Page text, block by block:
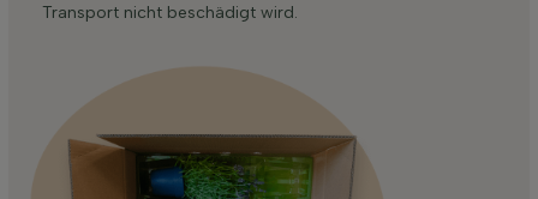
Transport nicht beschädigt wird.